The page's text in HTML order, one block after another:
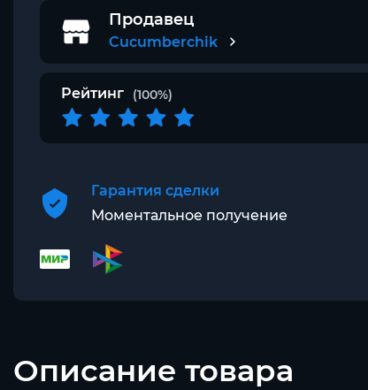
Продавец
Cucumberchik
Рейтинг (100%)
Гарантия сделки
Моментальное получение
Описание товара